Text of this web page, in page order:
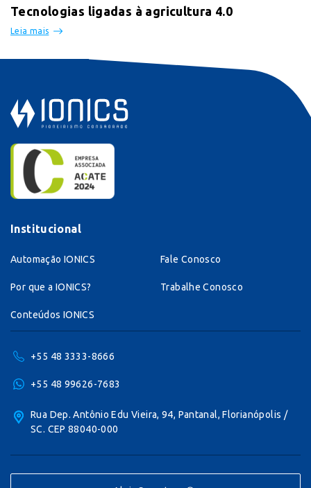
Tecnologias ligadas à agricultura 4.0
Leia mais
Institucional
Automação IONICS
Por que a IONICS?
Conteúdos IONICS
Fale Conosco
Trabalhe Conosco
+55 48 3333-8666
+55 48 99626-7683
Rua Dep. Antônio Edu Vieira, 94, Pantanal, Florianópolis /
SC. CEP 88040-000